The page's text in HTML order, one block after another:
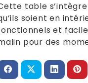
table
soient en
et
pour des